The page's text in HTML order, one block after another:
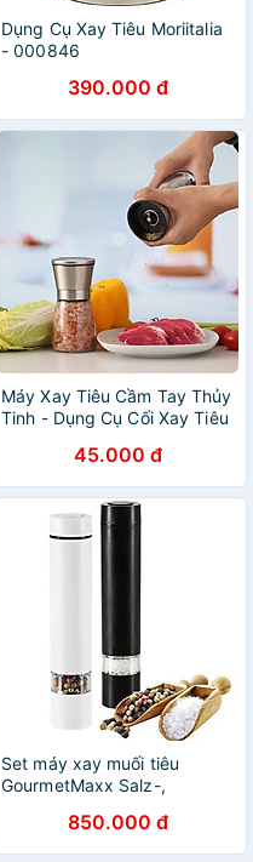
Dụng Cụ Xay Tiêu Moriitalia
- 000846
390.000 đ
Máy Xay Tiêu Cầm Tay Thủy
Tinh - Dụng Cụ Cối Xay Tiêu
Tiện Dụng - Hàng Loại 1 -
Chính Hãng MINIIN
45.000 đ
Set máy xay muối tiêu
GourmetMaxx Salz-,
màu đen/ trắng
850.000 đ